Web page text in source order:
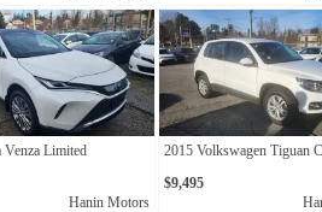
Venza Limited
Hanin Motors
2015 Volkswagen Tiguan
$9,495